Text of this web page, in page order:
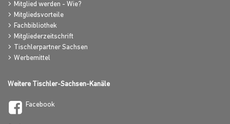
Mitglied werden - Wie?
Mitgliedsvorteile
Fachbibliothek
Mitgliederzeitschrift
Tischlerpartner Sachsen
Werbemittel
Weitere Tischler-Sachsen-Kanäle
Facebook